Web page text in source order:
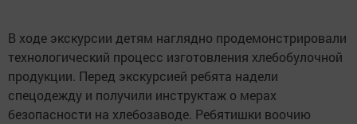
В ходе экскурсии детям наглядно продемонстрировали
технологический процесс изготовления хлебобулочной
продукции. Перед экскурсией ребята надели
спецодежду и получили инструктаж о мерах
безопасности на хлебозаводе. Ребятишки воочию